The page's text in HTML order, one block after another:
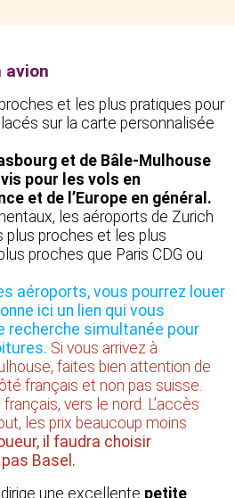
avion
et les plus pratiques pour
sur la carte personnalisée
et de Bâle-Mulhouse
pour les vols en
et de l’Europe en général.
les aéroports de Zurich
proches et les plus
proches que Paris CDG ou
aéroports, vous pourrez louer
ici un lien qui vous
recherche simultanée pour
Si vous arrivez à
faites bien attention de
français et non pas suisse.
vers le nord. L’accès
les prix beaucoup moins
il faudra choisir
Basel.
une excellente petite